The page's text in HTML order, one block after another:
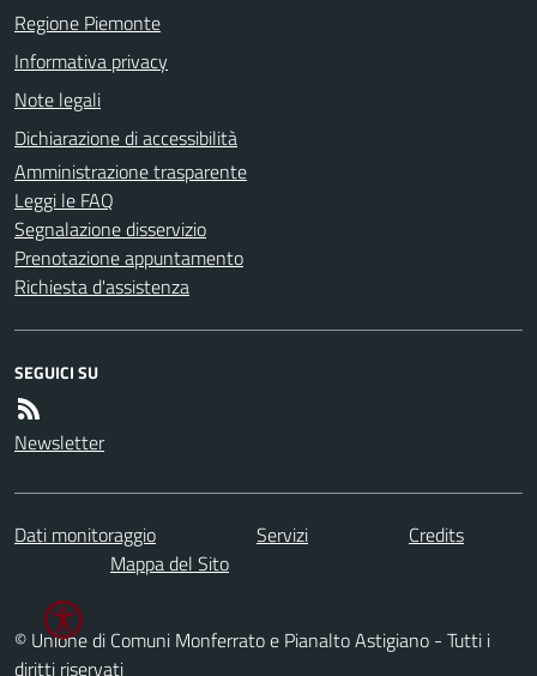
Regione Piemonte
Informativa privacy
Note legali
Dichiarazione di accessibilità
Amministrazione trasparente
Leggi le FAQ
Segnalazione disservizio
Prenotazione appuntamento
Richiesta d'assistenza
SEGUICI SU
Newsletter
Dati monitoraggio Servizi
Credits
Mappa del Sito
© Unione di Comuni Monferrato e Pianalto Astigiano - Tutti i
diritti riservati